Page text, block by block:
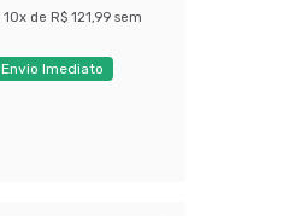
10x de R$ 121,99 sem
Envio Imediato